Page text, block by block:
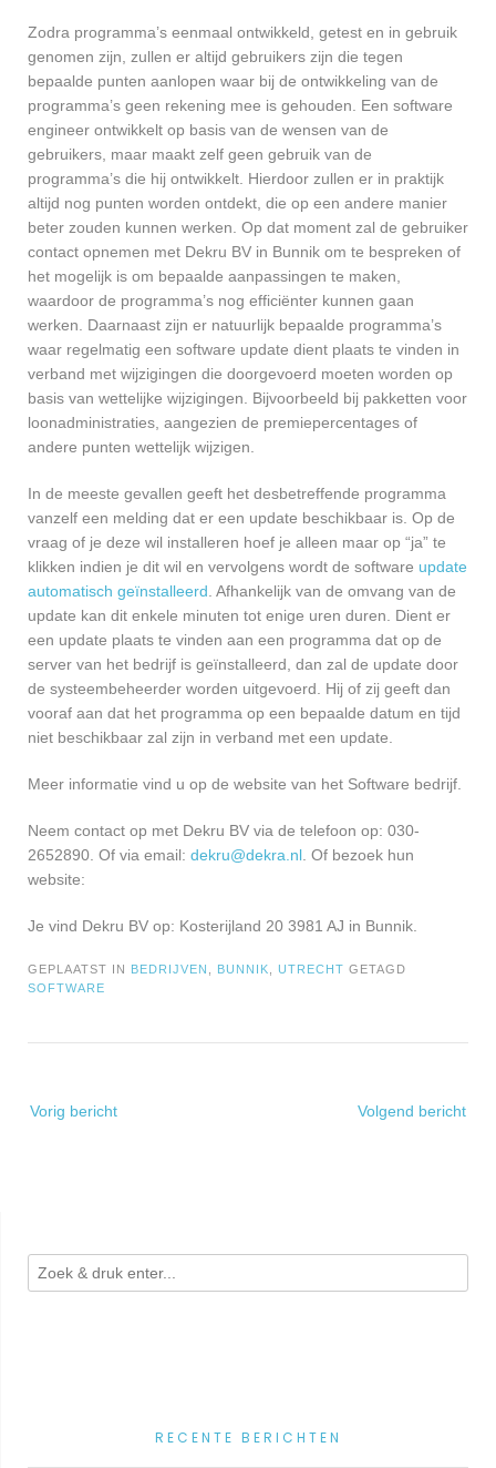
Zodra programma’s eenmaal ontwikkeld, getest en in gebruik
genomen zijn, zullen er altijd gebruikers zijn die tegen
bepaalde punten aanlopen waar bij de ontwikkeling van de
programma’s geen rekening mee is gehouden. Een software
engineer ontwikkelt op basis van de wensen van de
gebruikers, maar maakt zelf geen gebruik van de
programma’s die hij ontwikkelt. Hierdoor zullen er in praktijk
altijd nog punten worden ontdekt, die op een andere manier
beter zouden kunnen werken. Op dat moment zal de gebruiker
contact opnemen met Dekru BV in Bunnik om te bespreken of
het mogelijk is om bepaalde aanpassingen te maken,
waardoor de programma’s nog efficiënter kunnen gaan
werken. Daarnaast zijn er natuurlijk bepaalde programma’s
waar regelmatig een software update dient plaats te vinden in
verband met wijzigingen die doorgevoerd moeten worden op
basis van wettelijke wijzigingen. Bijvoorbeeld bij pakketten voor
loonadministraties, aangezien de premiepercentages of
andere punten wettelijk wijzigen.
In de meeste gevallen geeft het desbetreffende programma
vanzelf een melding dat er een update beschikbaar is. Op de
vraag of je deze wil installeren hoef je alleen maar op “ja” te
klikken indien je dit wil en vervolgens wordt de software update
automatisch geïnstalleerd. Afhankelijk van de omvang van de
update kan dit enkele minuten tot enige uren duren. Dient er
een update plaats te vinden aan een programma dat op de
server van het bedrijf is geïnstalleerd, dan zal de update door
de systeembeheerder worden uitgevoerd. Hij of zij geeft dan
vooraf aan dat het programma op een bepaalde datum en tijd
niet beschikbaar zal zijn in verband met een update.
Meer informatie vind u op de website van het Software bedrijf.
Neem contact op met Dekru BV via de telefoon op: 030-
2652890. Of via email: dekru@dekra.nl. Of bezoek hun
website:
Je vind Dekru BV op: Kosterijland 20 3981 AJ in Bunnik.
GEPLAATST IN BEDRIJVEN , BUNNIK, UTRECHT GETAGD
SOFTWARE
navigatie
Vorig bericht Volgend bericht
RECENTE BERICHTEN